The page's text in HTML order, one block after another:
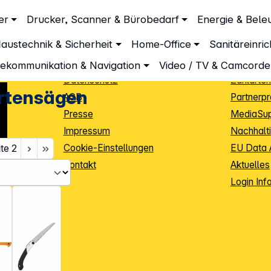
Drucker, Scanner & Bürobedarf Energie &
& Sicherheit Home-Office
& Navigation Video / TV &
2
Unsere Leistungen
Beratung
Datenschutz
AGB
Presse
Impressum
Cookie-Einstellungen
Kontakt
Info
Zahlarten
EU Data
Aktuelles
Login